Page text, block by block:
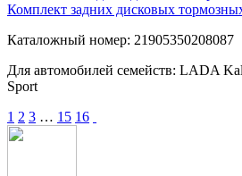
Комплект задних дисковых
Каталожный номер: 21905350208087
Для автомобилей семейств: LADA
Sport
1 2 3 … 15 16